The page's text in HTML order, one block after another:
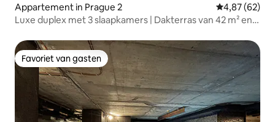
Appartement in Prague 2 Gemiddelde
4,87 (62)
Luxe duplex met 3 slaapkamers | Dakterras van 42 m² en
Favoriet van gasten
Favoriet van gasten